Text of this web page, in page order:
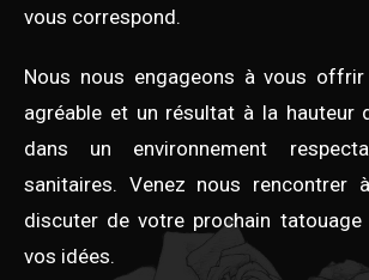
vous correspond.
Nous nous engageons à vous offrir
agréable et un résultat à la hauteur
dans un environnement
sanitaires. Venez nous rencontrer à
discuter de votre prochain
vos idées.